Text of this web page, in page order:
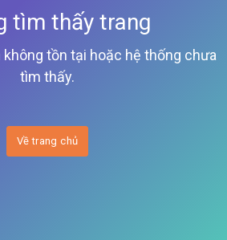
tìm thấy trang
tồn tại hoặc hệ thống chưa
tìm thấy.
Về trang chủ